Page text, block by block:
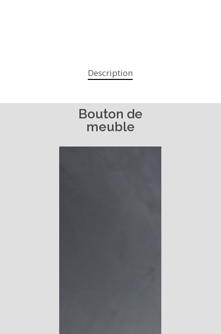
Description
Bouton de
meuble